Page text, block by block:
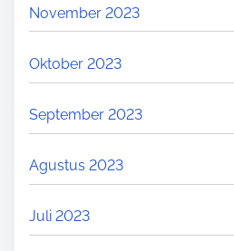
November 2023
Oktober 2023
September 2023
Agustus 2023
Juli 2023